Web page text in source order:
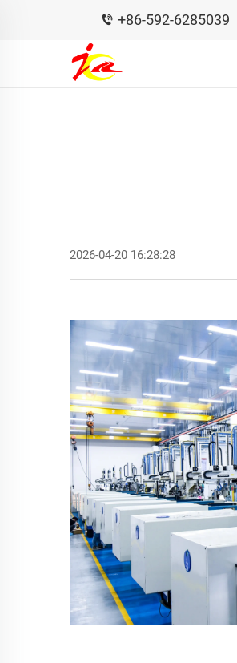
+86-592-6285039
2026-04-20 16:28:28